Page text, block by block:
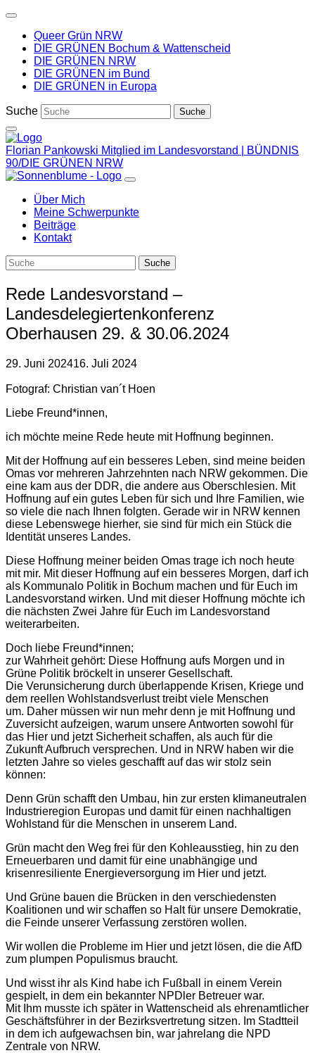
Weiter
Inhalt
Queer Grün NRW
DIE GRÜNEN Bochum & Wattenscheid
DIE GRÜNEN NRW
DIE GRÜNEN im Bund
DIE GRÜNEN in Europa
Suche
Florian Pankowski Mitglied im Landesvorstand | BÜNDNIS
90/DIE GRÜNEN NRW
Über Mich
Meine Schwerpunkte
Beiträge
Kontakt
Rede Landesvorstand –
Landesdelegiertenkonferenz
Oberhausen 29. & 30.06.2024
29. Juni 202416. Juli 2024
Fotograf: Christian van´t Hoen
Liebe Freund*innen,
ich möchte meine Rede heute mit Hoffnung beginnen.
Mit der Hoffnung auf ein besseres Leben, sind meine beiden
Omas vor mehreren Jahrzehnten nach NRW gekommen. Die
eine kam aus der DDR, die andere aus Oberschlesien. Mit
Hoffnung auf ein gutes Leben für sich und Ihre Familien, wie
so viele die nach Ihnen folgten. Gerade wir in NRW kennen
diese Lebenswege hierher, sie sind für mich ein Stück die
Identität unseres Landes.
Diese Hoffnung meiner beiden Omas trage ich noch heute
mit mir. Mit dieser Hoffnung auf ein besseres Morgen, darf ich
als Kommunalo Politik in Bochum machen und für Euch im
Landesvorstand wirken. Und mit dieser Hoffnung möchte ich
die nächsten Zwei Jahre für Euch im Landesvorstand
weiterarbeiten.
Doch liebe Freund*innen;
zur Wahrheit gehört: Diese Hoffnung aufs Morgen und in
Grüne Politik bröckelt in unserer Gesellschaft.
Die Verunsicherung durch überlappende Krisen, Kriege und
dem reellen Wohlstandsverlust treibt viele Menschen
um. Daher müssen wir nun mehr denn je mit Hoffnung und
Zuversicht aufzeigen, warum unsere Antworten sowohl für
das Hier und jetzt Sicherheit schaffen, als auch für die
Zukunft Aufbruch versprechen. Und in NRW haben wir die
letzten Jahre so vieles geschafft auf das wir stolz sein
können:
Denn Grün schafft den Umbau, hin zur ersten klimaneutralen
Industrieregion Europas und damit für einen nachhaltigen
Wohlstand für die Menschen in unserem Land.
Grün macht den Weg frei für den Kohleausstieg, hin zu den
Erneuerbaren und damit für eine unabhängige und
krisenresiliente Energieversorgung im Hier und jetzt.
Und Grüne bauen die Brücken in den verschiedensten
Koalitionen und wir schaffen so Halt für unsere Demokratie,
die Feinde unserer Verfassung zerstören wollen.
Wir wollen die Probleme im Hier und jetzt lösen, die die AfD
zum plumpen Populismus braucht.
Und wisst ihr als Kind habe ich Fußball in einem Verein
gespielt, in dem ein bekannter NPDler Betreuer war.
Mit Ihm musste ich später in Wattenscheid als ehrenamtlicher
Geschäftsführer in der Bezirksvertretung sitzen. Im Stadtteil
in dem ich aufgewachsen bin, war jahrelang die NPD
Zentrale von NRW.